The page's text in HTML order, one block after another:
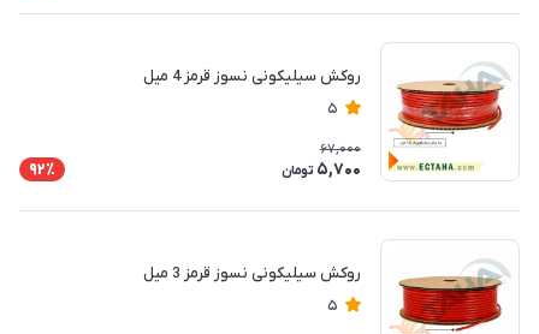
روکش سیلیکونی نسوز قرمز 4 میل
5
67,000
5,700 تومان 92٪
روکش سیلیکونی نسوز قرمز 3 میل
5